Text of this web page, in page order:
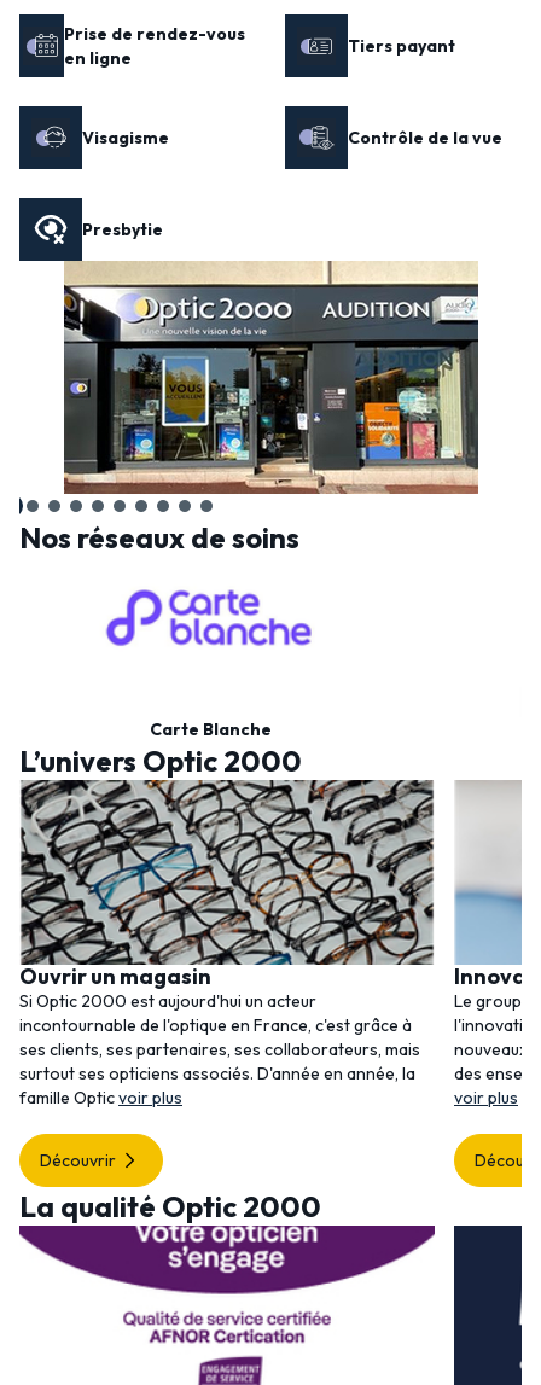
Prise de rendez-vous
en ligne
Tiers payant
Visagisme Contrôle de la vue
Presbytie
Nos réseaux de soins
Carte Blanche
L’univers Optic 2000
Ouvrir un magasin
Si Optic 2000 est aujourd'hui un acteur
incontournable de l'optique en France, c'est grâce à
ses clients, ses partenaires, ses collaborateurs, mais
surtout ses opticiens associés. D'année en année, la
famille Opticvoir plus
Découvrir
Le
nouveaux
des
voir plus
La qualité Optic 2000